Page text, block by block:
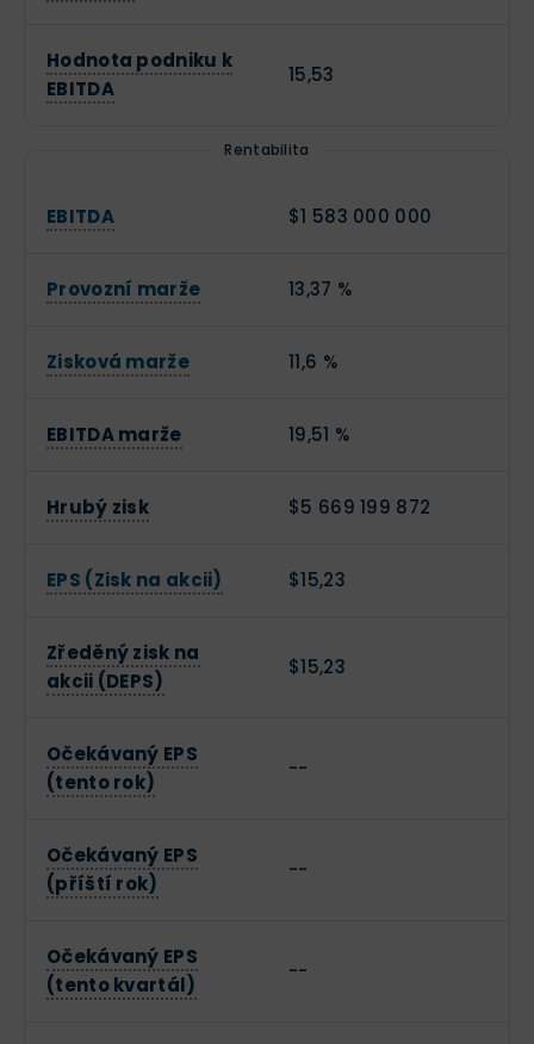
Hodnota podniku k
EBITDA
15,53
Rentabilita
EBITDA $1 583 000 000
Provozní marže 13,37 %
Zisková marže 11,6 %
EBITDA marže 19,51 %
Hrubý zisk $5 669 199 872
EPS (Zisk na akcii) $15,23
Zředěný zisk na
akcii (DEPS)
$15,23
Očekávaný EPS
(tento rok)
--
Očekávaný EPS
(příští rok)
--
Očekávaný EPS
(tento kvartál)
--